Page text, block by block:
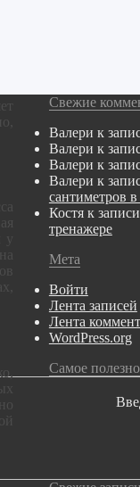
у
Свежие
Валери к
Валери к
Валери к
Валери к
сантиметров
Костяк записи
тренажере
Мета
Войти
Лента записей
Лента
WordPress.org
Самое